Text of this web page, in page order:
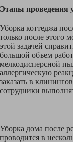
Этапы проведения
Уборка коттеджа
только после этого
этой задачей
большой объем
мелкодисперсной
аллергическую
заказать в
сотрудники
Уборка дома после
проводится в